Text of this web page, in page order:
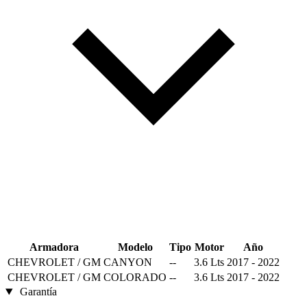
Armadora Modelo Tipo Motor
Año
CHEVROLET / GM CANYON -- 3.6 Lts 2017 - 2022
CHEVROLET / GM COLORADO -- 3.6 Lts 2017 - 2022
Garantía